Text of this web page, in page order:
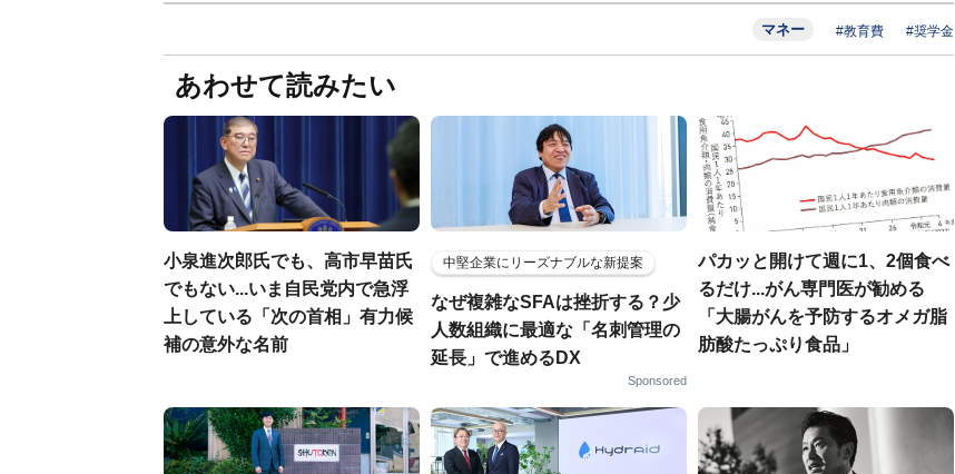
マネー #教育費 #奨学金
あわせて読みたい
小泉進次郎氏でも、高市早苗氏
でもない...いま自民党内で急浮
上している「次の首相」有力候
補の意外な名前
中堅企業にリーズナブルな新提案
なぜ複雑なSFAは挫折する？少
人数組織に最適な「名刺管理の
延長」で進めるDX
Sponsored
パカッと開けて週に1、2個食べ
るだけ...がん専門医が勧める
「大腸がんを予防するオメガ脂
肪酸たっぷり食品」